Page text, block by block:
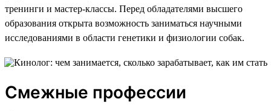
тренинги и мастер-классы. Перед обладателями высшего
образования открыта возможность заниматься научными
исследованиями в области генетики и физиологии собак.
Смежные профессии